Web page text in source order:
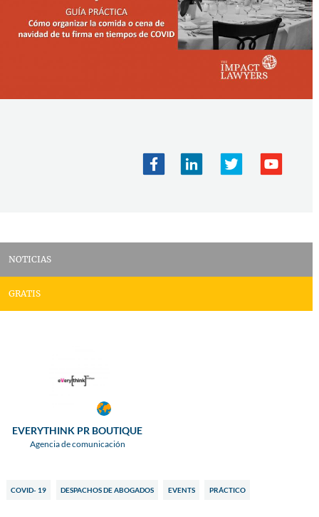
NOTICIAS
GRATIS
EVERYTHINK PR BOUTIQUE
Agencia de comunicación
COVID- 19 DESPACHOS DE ABOGADOS EVENTS PRÁCTICO